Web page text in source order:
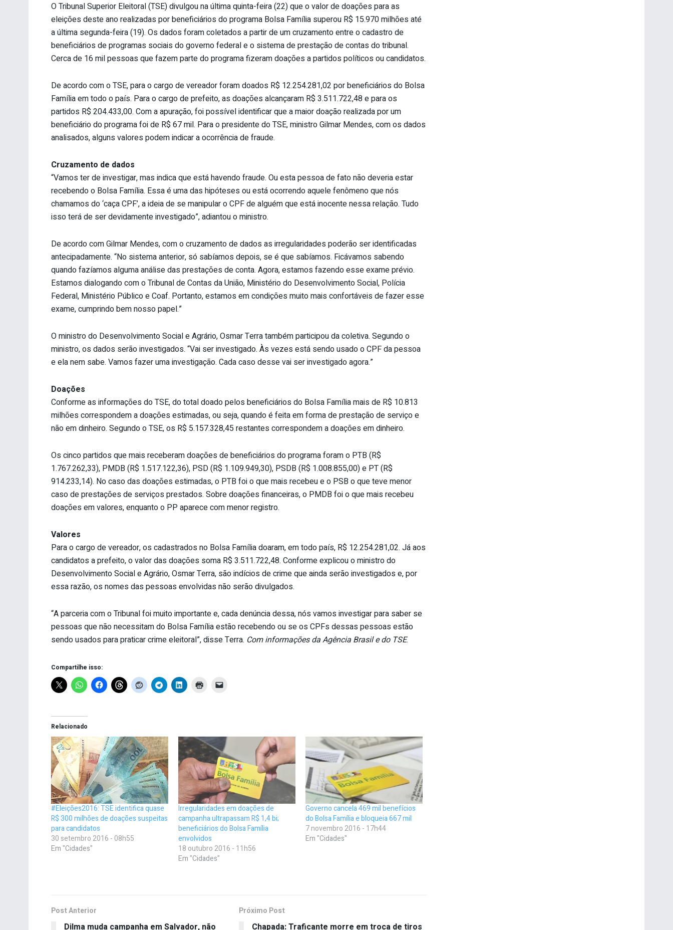
O Tribunal Superior Eleitoral (TSE) divulgou na última quinta-feira (22) que o valor de doações para as
eleições deste ano realizadas por beneficiários do programa Bolsa Família superou R$ 15.970 milhões até
a última segunda-feira (19). Os dados foram coletados a partir de um cruzamento entre o cadastro de
beneficiários de programas sociais do governo federal e o sistema de prestação de contas do tribunal.
Cerca de 16 mil pessoas que fazem parte do programa fizeram doações a partidos políticos ou candidatos.
De acordo com o TSE, para o cargo de vereador foram doados R$ 12.254.281,02 por beneficiários do Bolsa
Família em todo o país. Para o cargo de prefeito, as doações alcançaram R$ 3.511.722,48 e para os
partidos R$ 204.433,00. Com a apuração, foi possível identificar que a maior doação realizada por um
beneficiário do programa foi de R$ 67 mil. Para o presidente do TSE, ministro Gilmar Mendes, com os dados
analisados, alguns valores podem indicar a ocorrência de fraude.
Cruzamento de dados
“Vamos ter de investigar, mas indica que está havendo fraude. Ou esta pessoa de fato não deveria estar
recebendo o Bolsa Família. Essa é uma das hipóteses ou está ocorrendo aquele fenômeno que nós
chamamos do ‘caça CPF’, a ideia de se manipular o CPF de alguém que está inocente nessa relação. Tudo
isso terá de ser devidamente investigado”, adiantou o ministro.
De acordo com Gilmar Mendes, com o cruzamento de dados as irregularidades poderão ser identificadas
antecipadamente. “No sistema anterior, só sabíamos depois, se é que sabíamos. Ficávamos sabendo
quando fazíamos alguma análise das prestações de conta. Agora, estamos fazendo esse exame prévio.
Estamos dialogando com o Tribunal de Contas da União, Ministério do Desenvolvimento Social, Polícia
Federal, Ministério Público e Coaf. Portanto, estamos em condições muito mais confortáveis de fazer esse
exame, cumprindo bem nosso papel.”
O ministro do Desenvolvimento Social e Agrário, Osmar Terra também participou da coletiva. Segundo o
ministro, os dados serão investigados. “Vai ser investigado. Às vezes está sendo usado o CPF da pessoa
e ela nem sabe. Vamos fazer uma investigação. Cada caso desse vai ser investigado agora.”
Doações
Conforme as informações do TSE, do total doado pelos beneficiários do Bolsa Família mais de R$ 10.813
milhões correspondem a doações estimadas, ou seja, quando é feita em forma de prestação de serviço e
não em dinheiro. Segundo o TSE, os R$ 5.157.328,45 restantes correspondem a doações em dinheiro.
Os cinco partidos que mais receberam doações de beneficiários do programa foram o PTB (R$
1.767.262,33), PMDB (R$ 1.517.122,36), PSD (R$ 1.109.949,30), PSDB (R$ 1.008.855,00) e PT (R$
914.233,14). No caso das doações estimadas, o PTB foi o que mais recebeu e o PSB o que teve menor
caso de prestações de serviços prestados. Sobre doações financeiras, o PMDB foi o que mais recebeu
doações em valores, enquanto o PP aparece com menor registro.
Valores
Para o cargo de vereador, os cadastrados no Bolsa Família doaram, em todo país, R$ 12.254.281,02. Já aos
candidatos a prefeito, o valor das doações soma R$ 3.511.722,48. Conforme explicou o ministro do
Desenvolvimento Social e Agrário, Osmar Terra, são indícios de crime que ainda serão investigados e, por
essa razão, os nomes das pessoas envolvidas não serão divulgados.
“A parceria com o Tribunal foi muito importante e, cada denúncia dessa, nós vamos investigar para saber se
pessoas que não necessitam do Bolsa Família estão recebendo ou se os CPFs dessas pessoas estão
sendo usados para praticar crime eleitoral”, disse Terra. Com informações da Agência Brasil e do TSE.
Compartilhe isso:
Relacionado
#Eleições2016: TSE identifica quase
R$ 300 milhões de doações suspeitas
para candidatos
30 setembro 2016 - 08h55
Em "Cidades"
Irregularidades em doações de
campanha ultrapassam R$ 1,4 bi;
beneficiários do Bolsa Família
envolvidos
18 outubro 2016 - 11h56
Em "Cidades"
Governo cancela 469 mil benefícios
do Bolsa Família e bloqueia 667 mil
7 novembro 2016 - 17h44
Em "Cidades"
Post Anterior
Dilma muda campanha em Salvador, não
Próximo Post
Chapada: Traficante morre em troca de tiros